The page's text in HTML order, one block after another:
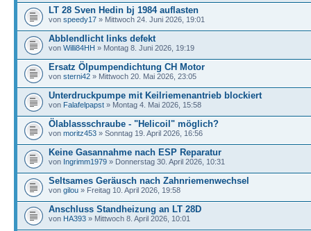
LT 28 Sven Hedin bj 1984 auflasten
von speedy17 » Mittwoch 24. Juni 2026, 19:01
Abblendlicht links defekt
von Willi84HH » Montag 8. Juni 2026, 19:19
Ersatz Ölpumpendichtung CH Motor
von sterni42 » Mittwoch 20. Mai 2026, 23:05
Unterdruckpumpe mit Keilriemenantrieb blockiert
von Falafelpapst » Montag 4. Mai 2026, 15:58
Ölablassschraube - "Helicoil" möglich?
von moritz453 » Sonntag 19. April 2026, 16:56
Keine Gasannahme nach ESP Reparatur
von Ingrimm1979 » Donnerstag 30. April 2026, 10:31
Seltsames Geräusch nach Zahnriemenwechsel
von gilou » Freitag 10. April 2026, 19:58
Anschluss Standheizung an LT 28D
von HA393 » Mittwoch 8. April 2026, 10:01